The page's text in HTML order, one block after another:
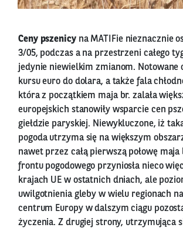
Ceny pszenicyna MATIFie nieznacznie
3/05, podczas a na przestrzeni całego
jedynie niewielkim zmianom. Notowane
kursu euro do dolara, a także fala
która z początkiem maja br. zalała
europejskich stanowiły wsparcie cen
giełdzie paryskiej. Niewykluczone, iż
pogoda utrzyma się na większym
nawet przez całą pierwszą połowę maja
frontu pogodowego przyniosła nieco
krajach UE w ostatnich dniach, ale
uwilgotnienia gleby w wielu regionach
centrum Europy w dalszym ciągu
życzenia. Z drugiej strony, utrzymująca